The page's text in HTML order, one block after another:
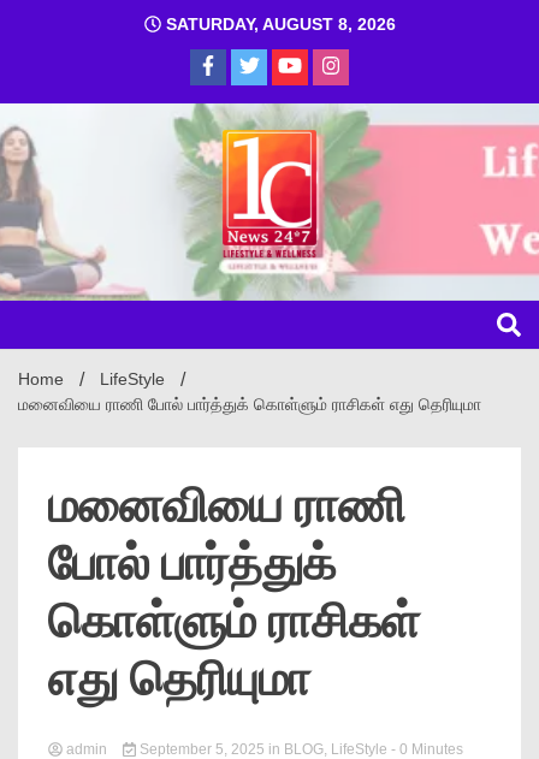
SATURDAY, AUGUST 8, 2026
1C
News
Home
LifeStyle
மனைவியை ராணி போல் பார்த்துக் கொள்ளும் ராசிகள் எது தெரியுமா
மனைவியை ராணி
போல் பார்த்துக்
கொள்ளும் ராசிகள்
எது தெரியுமா
admin September 5, 2025 in BLOG, LifeStyle - 0 Minutes